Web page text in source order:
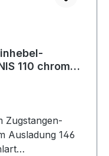
110 chrom
Zugstangen-
Ausladung 146